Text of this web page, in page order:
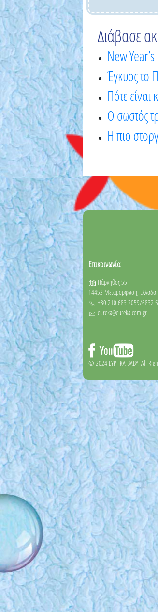
Διάβασε
New
Έγκυος το
Πότε
Ο σωστός
Η πιο
Επικοινωνία
Πάρνηθος 55
14452 Μεταμόρφωση, Ελλάδα
+30 210 683 2059/6832
eureka@eureka.com.gr
© 2024 EYΡΗΚΑ BABY. All